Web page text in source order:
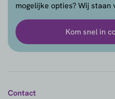
mogelijke opties? Wij staan
Kom snel in
Contact